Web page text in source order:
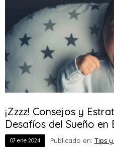
¡Zzzz! Consejos y
Desafíos del Sueño en
07 ene 2024 Publicado en: Tips